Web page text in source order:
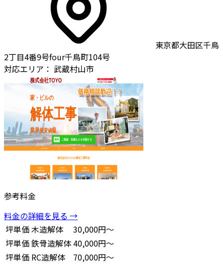
東京都大田区千鳥
2丁目4番9号four千鳥町104号
対応エリア： 武蔵村山市
参考料金
料金の詳細を見る →
坪単価木造解体
30,000円～
坪単価鉄骨造解体40,000円～
坪単価 RC造解体 70,000円～